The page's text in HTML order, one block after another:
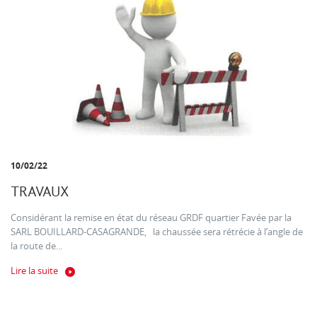
10/02/22
TRAVAUX
Considérant la remise en état du réseau GRDF quartier Favée par la
SARL BOUILLARD-CASAGRANDE, la chaussée sera rétrécie à l’angle de
la route de...
Lire la suite